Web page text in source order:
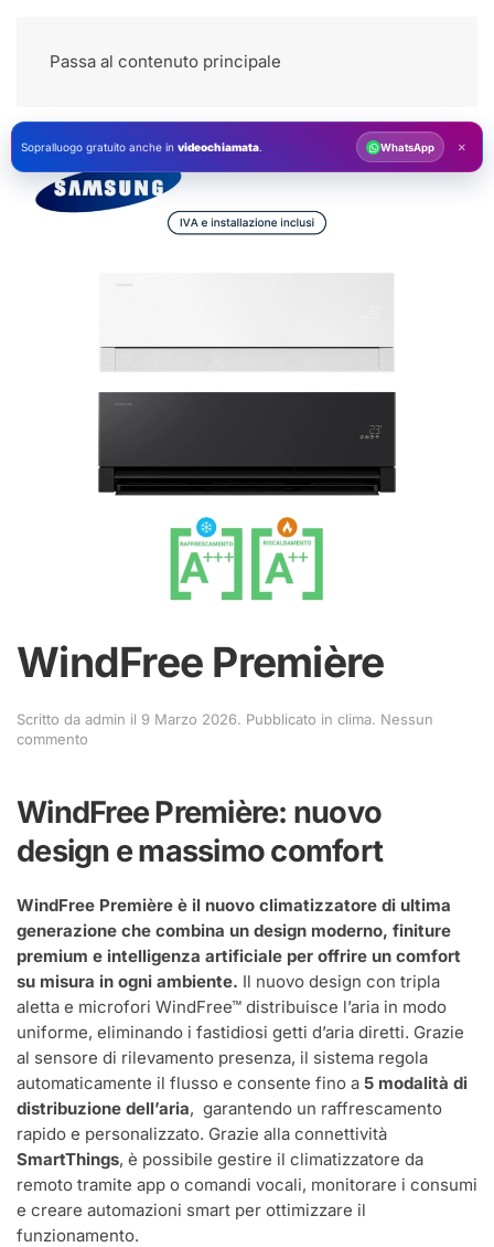
Passa al contenuto principale
WindFree Première
Scritto da admin il 9 Marzo 2026. Pubblicato in clima. Nessun
commento
WindFree Première: nuovo
design e massimo comfort
WindFree Première è il nuovo climatizzatore di ultima
generazione che combina un design moderno, finiture
premium e intelligenza artificiale per offrire un comfort
su misura in ogni ambiente. Il nuovo design con tripla
aletta e microfori WindFree™ distribuisce l’aria in modo
uniforme, eliminando i fastidiosi getti d’aria diretti. Grazie
al sensore di rilevamento presenza, il sistema regola
automaticamente il flusso e consente fino a 5 modalità di
distribuzione dell’aria, garantendo un raffrescamento
rapido e personalizzato. Grazie alla connettività
SmartThings, è possibile gestire il climatizzatore da
remoto tramite app o comandi vocali, monitorare i consumi
e creare automazioni smart per ottimizzare il
funzionamento.
Sopralluogo gratuito anche in videochiamata. WhatsApp ×